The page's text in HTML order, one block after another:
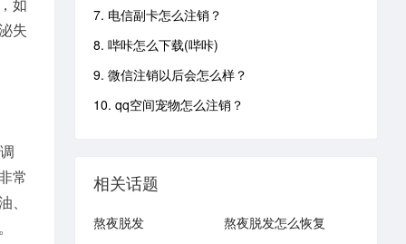
失
常
7. 电信副卡怎么注销？
8. 哔咔怎么下载(哔咔)
9. 微信注销以后会怎么样？
10. qq空间宠物怎么注销？
相关话题
熬夜脱发
熬夜脱发怎么恢复